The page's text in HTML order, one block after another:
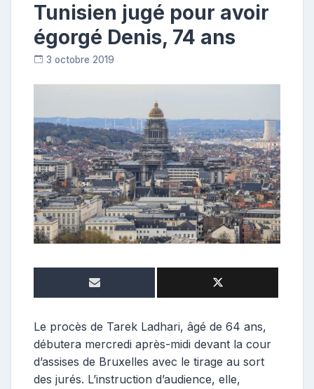
Tunisien jugé pour avoir
égorgé Denis, 74 ans
3 octobre 2019
o
s
t
e
u
r
Le procès de Tarek Ladhari, âgé de 64 ans,
débutera mercredi après-midi devant la cour
d’assises de Bruxelles avec le tirage au sort
des jurés. L’instruction d’audience, elle,